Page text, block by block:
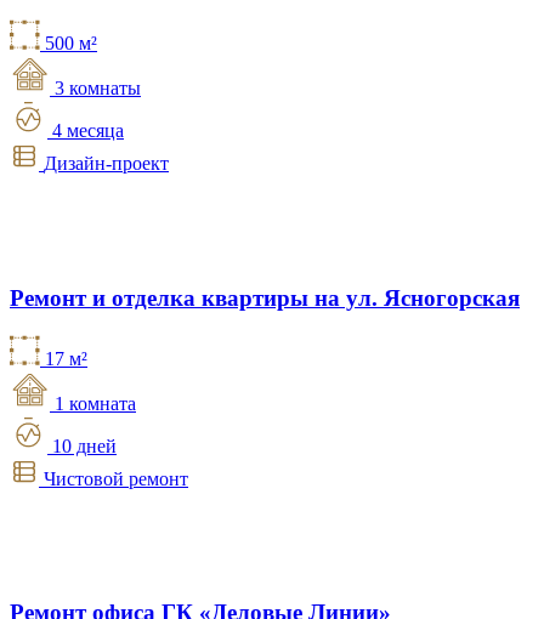
500 м²
3 комнаты
4 месяца
Дизайн-проект
Ремонт и отделка квартиры на ул. Ясногорская
17 м²
1 комната
10 дней
Чистовой ремонт
Ремонт офиса ГК «Деловые Линии»